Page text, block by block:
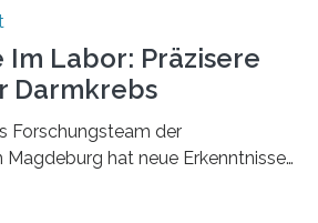
Im Labor: Präzisere
Darmkrebs
Forschungsteam der
hat neue Erkenntnisse
In ihrer aktuellen Studie,